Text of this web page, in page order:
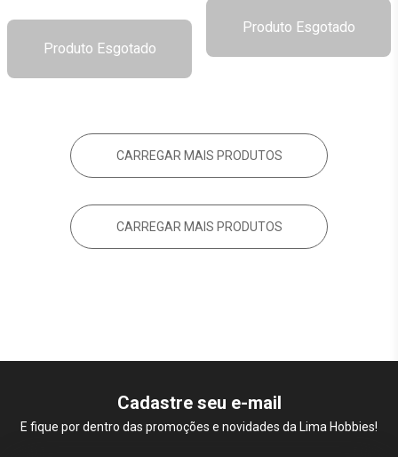
Produto Esgotado
Produto Esgotado
CARREGAR MAIS PRODUTOS
CARREGAR MAIS PRODUTOS
Cadastre seu e-mail
E fique por dentro das promoções e novidades da Lima Hobbies!